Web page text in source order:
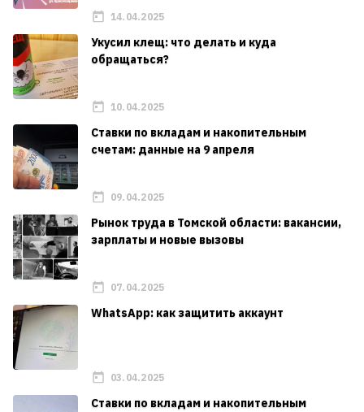
14.04.2025
Укусил клещ: что делать и куда
обращаться?
10.04.2025
Ставки по вкладам и накопительным
счетам: данные на 9 апреля
09.04.2025
Рынок труда в Томской области: вакансии,
зарплаты и новые вызовы
07.04.2025
WhatsApp: как защитить аккаунт
03.04.2025
Ставки по вкладам и накопительным